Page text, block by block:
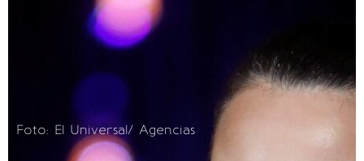
Foto: El Universal/ Agencias